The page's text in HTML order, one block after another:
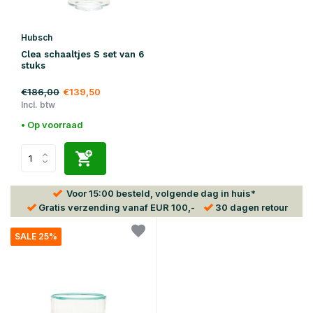
Hubsch
Clea schaaltjes S set van 6
stuks
€186,00 €139,50
Incl. btw
• Op voorraad
Voor15:00 besteld, volgende dag in huis*
Gratis verzending vanaf EUR 100,- 30 dagen retour
SALE 25%